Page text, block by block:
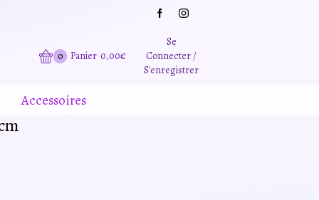
0 Panier 0,00€
Se
Connecter /
S'enregistrer
Accessoires